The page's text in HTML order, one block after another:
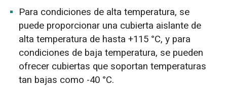
Para condiciones de alta temperatura, se
puede proporcionar una cubierta aislante de
alta temperatura de hasta +115 °C, y para
condiciones de baja temperatura, se pueden
ofrecer cubiertas que soportan temperaturas
tan bajas como -40 °C.